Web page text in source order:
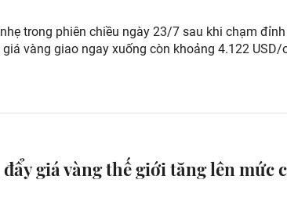
trong phiên chiều ngày 23/7 sau khi chạm
vàng giao ngay xuống còn khoảng 4.122 USD/
giá vàng thế giới tăng lên mức